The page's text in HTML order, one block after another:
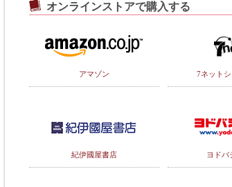
オンラインストアで購入する
アマゾン 7ネット
紀伊國屋書店 ヨドバ